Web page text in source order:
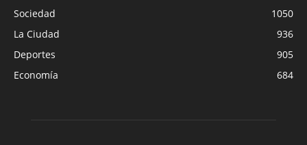
Sociedad
1050
La Ciudad
936
Deportes
905
Economía
684